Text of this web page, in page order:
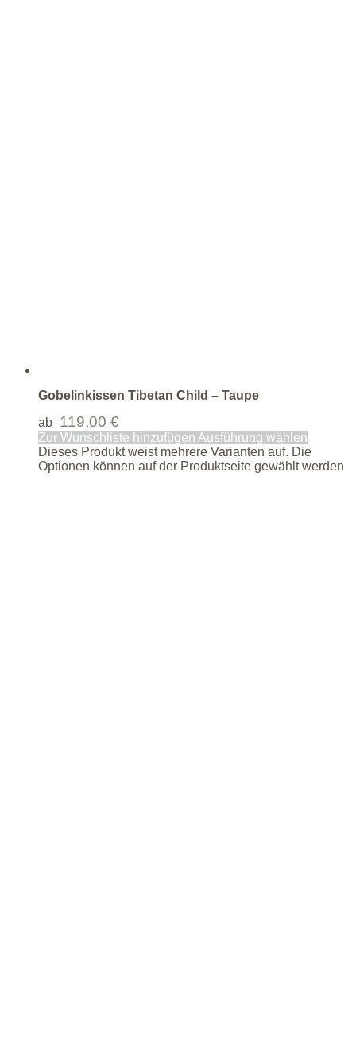
Gobelinkissen Tibetan Child – Taupe
ab 119,00 €
Zur Wunschliste hinzufügen Ausführung wählen
Dieses Produkt weist mehrere Varianten auf. Die
Optionen können auf der Produktseite gewählt werden